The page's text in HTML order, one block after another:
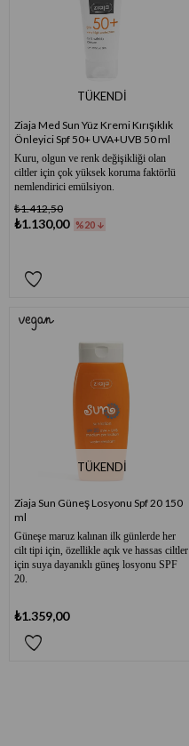
TÜKENDI
Ziaja Med Sun Yüz Kremi Kırışıklık
Önleyici Spf 50+ UVA+UVB 50 ml
Kuru, olgun ve renk değişikliği olan
ciltler için çok yüksek koruma faktörlü
nemlendirici emülsiyon.
₺1.130,00
₺1.412,50
%20
TÜKENDI
Ziaja Sun Güneş Losyonu Spf 20 150
ml
Güneşe maruz kalınan ilk günlerde her
cilt tipi için, özellikle açık ve hassas ciltler
için suya dayanıklı güneş losyonu SPF
20.
₺1.359,00